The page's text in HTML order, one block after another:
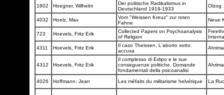
1802 Hoegner, Wilhelm
Der politische Radikalismus in
Deutschland 1919-1933
Olzog
4032 Hoelz, Max
Vom "Weissen Kreuz" zur roten
Fahne
Neue
723 Hoevels, Fritz Erik
Collected Papers on Psychoanalysis
of Religion
4311
Hoevels, Fritz Erik
Il caso Theissen. L'aborto sotto
accusa
4312 Hoevels, Fritz Erik
Il complesso di Edipo e le sue
conseguenze politiche. Domande
fondamentali della psicoanalisi
4026 Hoffmann, Jean Les méfaits du militarisme helvétique La